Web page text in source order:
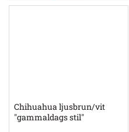
Chihuahua ljusbrun/vit
"gammaldags stil"